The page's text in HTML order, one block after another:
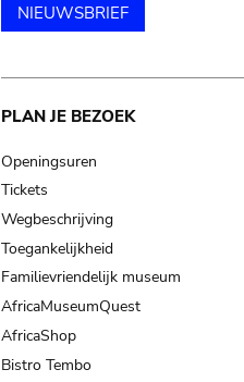
NIEUWSBRIEF
Main
navigation
PLAN JE BEZOEK
Openingsuren
Tickets
Wegbeschrijving
Toegankelijkheid
Familievriendelijk museum
AfricaMuseumQuest
AfricaShop
Bistro Tembo